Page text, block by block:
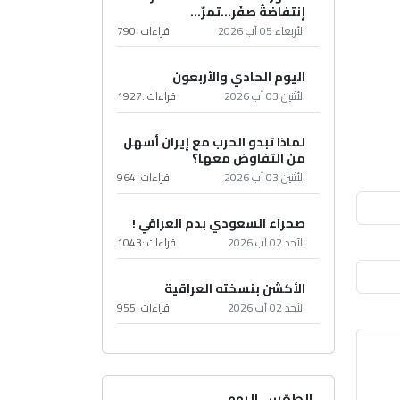
إِنتفاضةُ صفَر…تمرّ...
الأربعاء 05 آب 2026 قراءات :790
اليوم الحادي والأربعون
الأثنين 03 آب 2026 قراءات :1927
لماذا تبدو الحرب مع إيران أسهل
من التفاوض معها؟
الأثنين 03 آب 2026 قراءات :964
صحراء السعودي بدم العراقي !
الأحد 02 آب 2026 قراءات :1043
الأكشن بنسخته العراقية
الأحد 02 آب 2026 قراءات :955